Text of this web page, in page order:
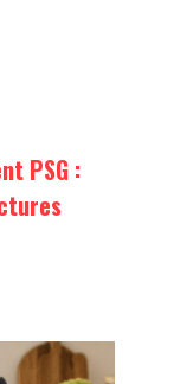
PSG :